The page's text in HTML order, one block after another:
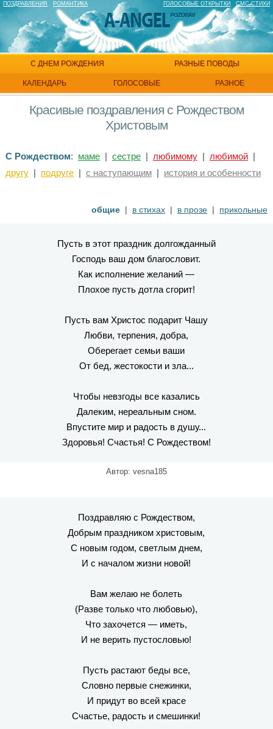
ПОЗДРАВЛЕНИЯ РОМАНТИКА ГОЛОСОВЫЕ ОТКРЫТКИ СМС СТИХИ
С ДНЕМ РОЖДЕНИЯ РАЗНЫЕ ПОВОДЫ
ГОЛОСОВЫЕ
КАЛЕНДАРЬ РАЗНОЕ
Красивые поздравления с Рождеством
Христовым
С Рождеством: маме| сестре| любимому| любимой|
другу| подруге| с наступающим| история и особенности
общие | в стихах | в прозе | прикольные
Пусть в этот праздник долгожданный
Господь ваш дом благословит.
Как исполнение желаний —
Плохое пусть дотла сгорит!
Пусть вам Христос подарит Чашу
Любви, терпения, добра,
Оберегает семьи ваши
От бед, жестокости и зла...
Чтобы невзгоды все казались
Далеким, нереальным сном.
Впустите мир и радость в душу...
Здоровья! Счастья! С Рождеством!
Автор: vesna185
Поздравляю с Рождеством,
Добрым праздником христовым,
С новым годом, светлым днем,
И с началом жизни новой!
Вам желаю не болеть
(Разве только что любовью),
Что захочется — иметь,
И не верить пустословью!
Пусть растают беды все,
Словно первые снежинки,
И придут во всей красе
Счастье, радость и смешинки!